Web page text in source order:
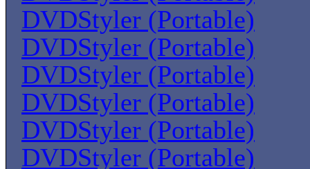
DVDStyler (Portable)
DVDStyler (Portable)
DVDStyler (Portable)
DVDStyler (Portable)
DVDStyler (Portable)
DVDStyler (Portable)